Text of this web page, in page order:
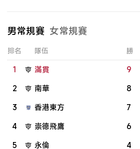
男常規賽 女常規賽
排名 隊伍 勝
1 滿貫 9
2
南華 8
3
香港東方 7
4
崇德飛鷹 6
5
永倫 4